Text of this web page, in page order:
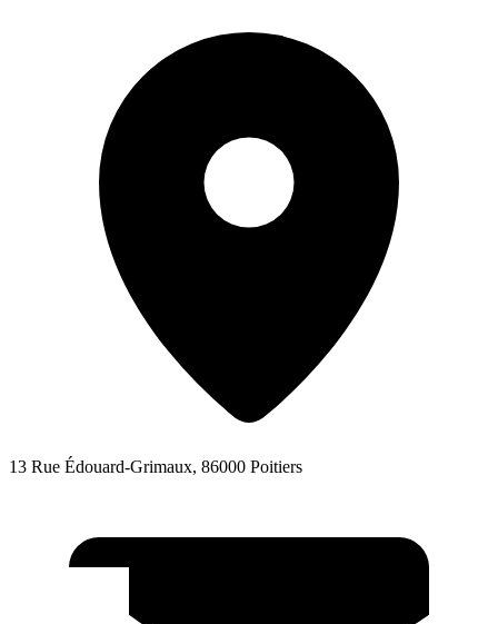
13 Rue Édouard-Grimaux, 86000 Poitiers